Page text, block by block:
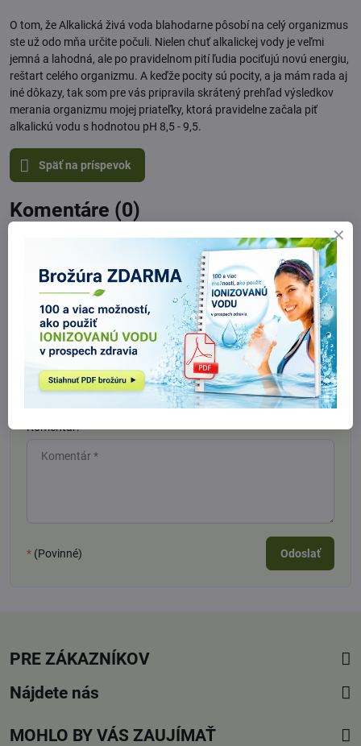
O tom, že Alkalická živá voda blahodarne pôsobí na celý organizmus
ste už odo mňa určite počuli. Nielen chuť alkalickej vody je veľmi
jemná a lahodná, ale po pravidelnom pití ľudia pociťujú novú energiu,
reštart celého organizmu. A keďže pocity sú pocity, a ja mám rada aj
iné dôkazy, tak som pre vás pripravila skrátený prehľad výsledkov
merania organizmu mojej priateľky, ktorá pravidelne začala piť
alkalickú vodu s hodnotou pH 8,5 - 9,5.
Späť na príspevok
Komentáre (0)
Názov:
Meno:
Komentár:*
* (Povinné) Odoslať
PRE ZÁKAZNÍKOV
Nájdete nás
MOHLO BY VÁS ZAUJÍMAŤ